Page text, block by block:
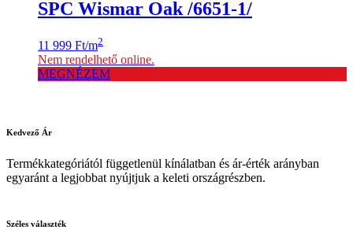
SPC Wismar Oak /6651-1/
11 999 Ft/m2
Nem rendelhető online.
MEGNÉZEM
Kedvező Ár
Termékkategóriától függetlenül kínálatban és ár-érték arányban
egyaránt a legjobbat nyújtjuk a keleti országrészben.
Széles választék